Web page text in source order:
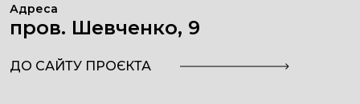
Адреса
пров. Шевченко, 9
ДО САЙТУ ПРОЄКТА